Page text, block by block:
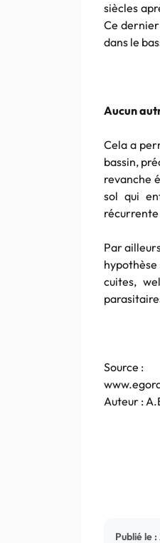
siècles
Ce
dans le
Aucun
Cela a
bassin,
revanche
sol qui
récurrente
Par
hypothèse
cuites,
Source :
Auteur :
Publié le :